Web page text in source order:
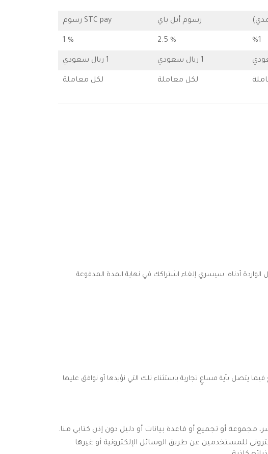
رسوم أبل باي STC pay رسوم
%1
% 2.5
% 1
1 ريال سعودي 1 ريال سعودي
لكل معاملة لكل معاملة
أدناه. سيسري إلغاء اشتراكك في نهاية المدة المدفوعة
يتصل بأية مساعٍ تجارية باستثناء تلك التي نؤيدها أو نوافق عليها
أو تجميع أو قاعدة بيانات أو دليل دون إذن كتابي منا.
للمستخدمين عن طريق الوسائل الإلكترونية أو غيرها